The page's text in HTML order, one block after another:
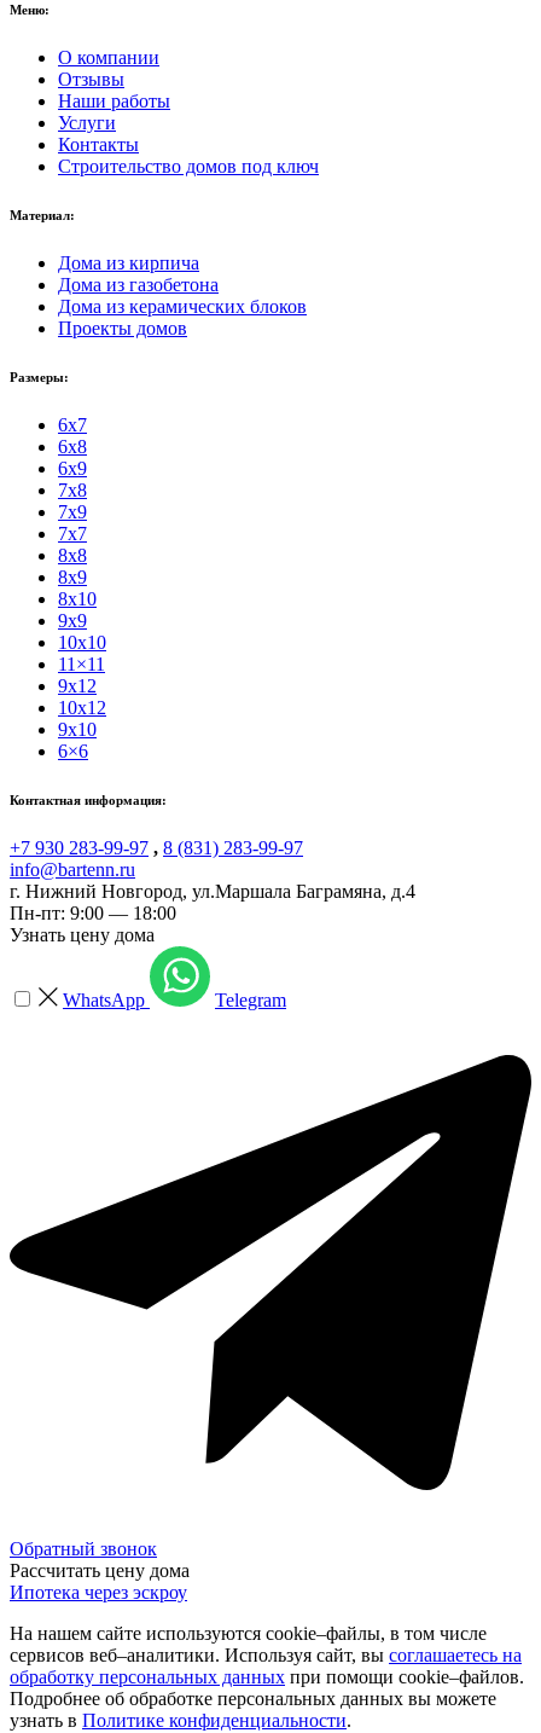
Меню:
О компании
Отзывы
Наши работы
Услуги
Контакты
Строительство домов под ключ
Материал:
Дома из кирпича
Дома из газобетона
Дома из керамических блоков
Проекты домов
Размеры:
6x7
6x8
6x9
7x8
7x9
7x7
8x8
8x9
8x10
9x9
10x10
11×11
9x12
10x12
9x10
6×6
Контактная информация:
+7 930 283-99-97 , 8 (831) 283-99-97
info@bartenn.ru
г. Нижний Новгород, ул.Маршала Баграмяна, д.4
Пн-пт: 9:00 — 18:00
Узнать цену дома
WhatsApp Telegram
Обратный звонок
Рассчитать цену дома
Ипотека через эскроу
На нашем сайте используются cookie–файлы, в том числе
сервисов веб–аналитики. Используя сайт, вы соглашаетесь на
обработку персональных данных при помощи cookie–файлов.
Подробнее об обработке персональных данных вы можете
узнать в Политике конфиденциальности.